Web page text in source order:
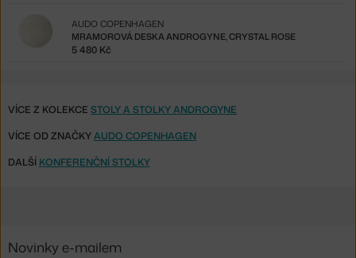
MRAMOROVÁ DESKA ANDROGYNE, CRYSTAL ROSE
AUDO COPENHAGEN
5 480 Kč
VÍCE Z KOLEKCE STOLY A STOLKY ANDROGYNE
VÍCE OD ZNAČKYAUDO COPENHAGEN
DALŠÍ KONFERENČNÍ STOLKY
Novinky e-mailem